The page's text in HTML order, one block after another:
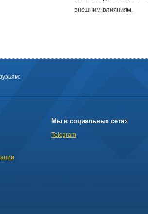
внешним влияниям.
Мы в социальных сетях
Telegram